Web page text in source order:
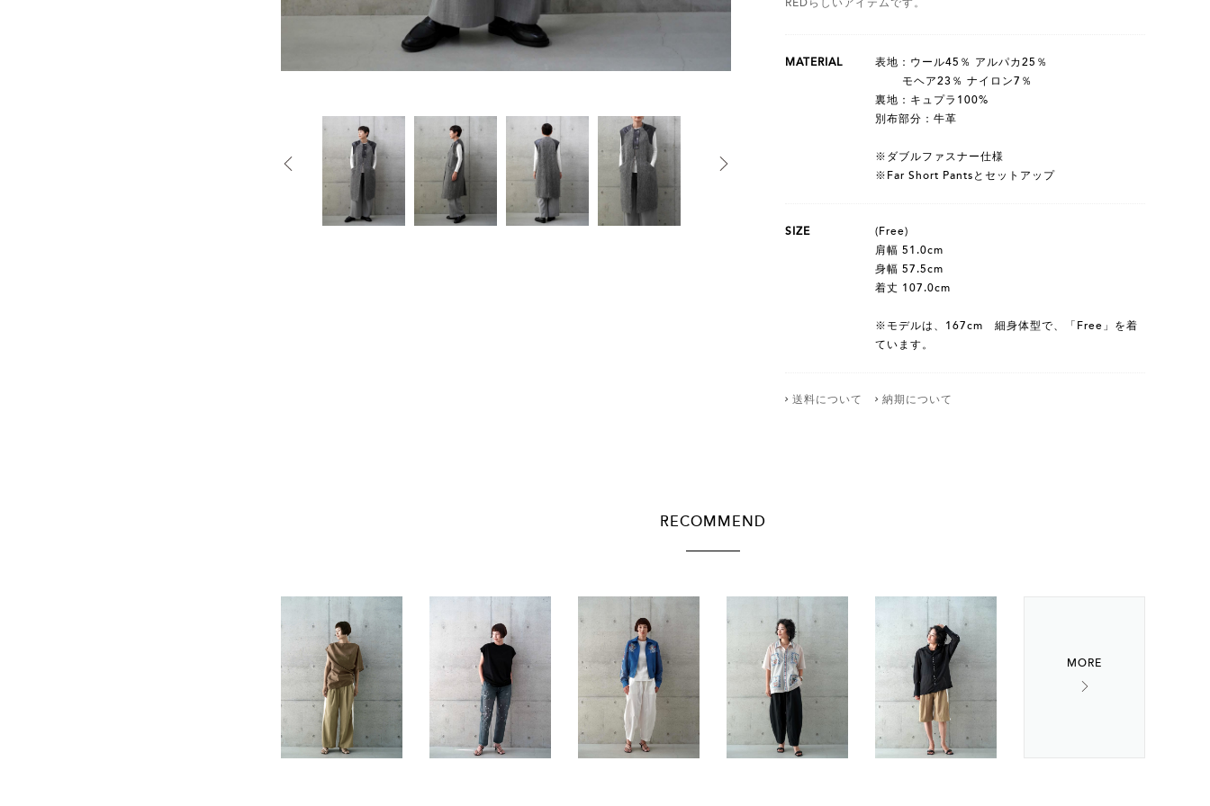
REDらしいアイテムです。
MATERIAL
表地：ウール45％ アルパカ25％
モヘア23％ ナイロン7％
裏地：キュプラ100%
別布部分：牛革
※ダブルファスナー仕様
※Far Short Pantsとセットアップ
SIZE
(Free)
肩幅 51.0cm
身幅 57.5cm
着丈 107.0cm
※モデルは、167cm 細身体型で、「Free」を着
ています。
送料について 納期について
RECOMMEND